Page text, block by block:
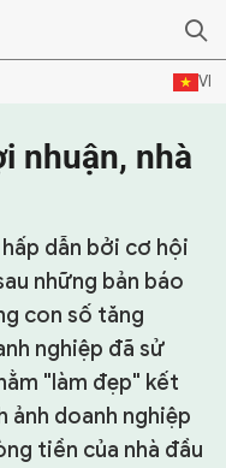
VI
nhuận, nhà
dẫn bởi cơ hội
những bản báo
con số tăng
nghiệp đã sử
"làm đẹp" kết
ảnh doanh nghiệp
tiền của nhà đầu